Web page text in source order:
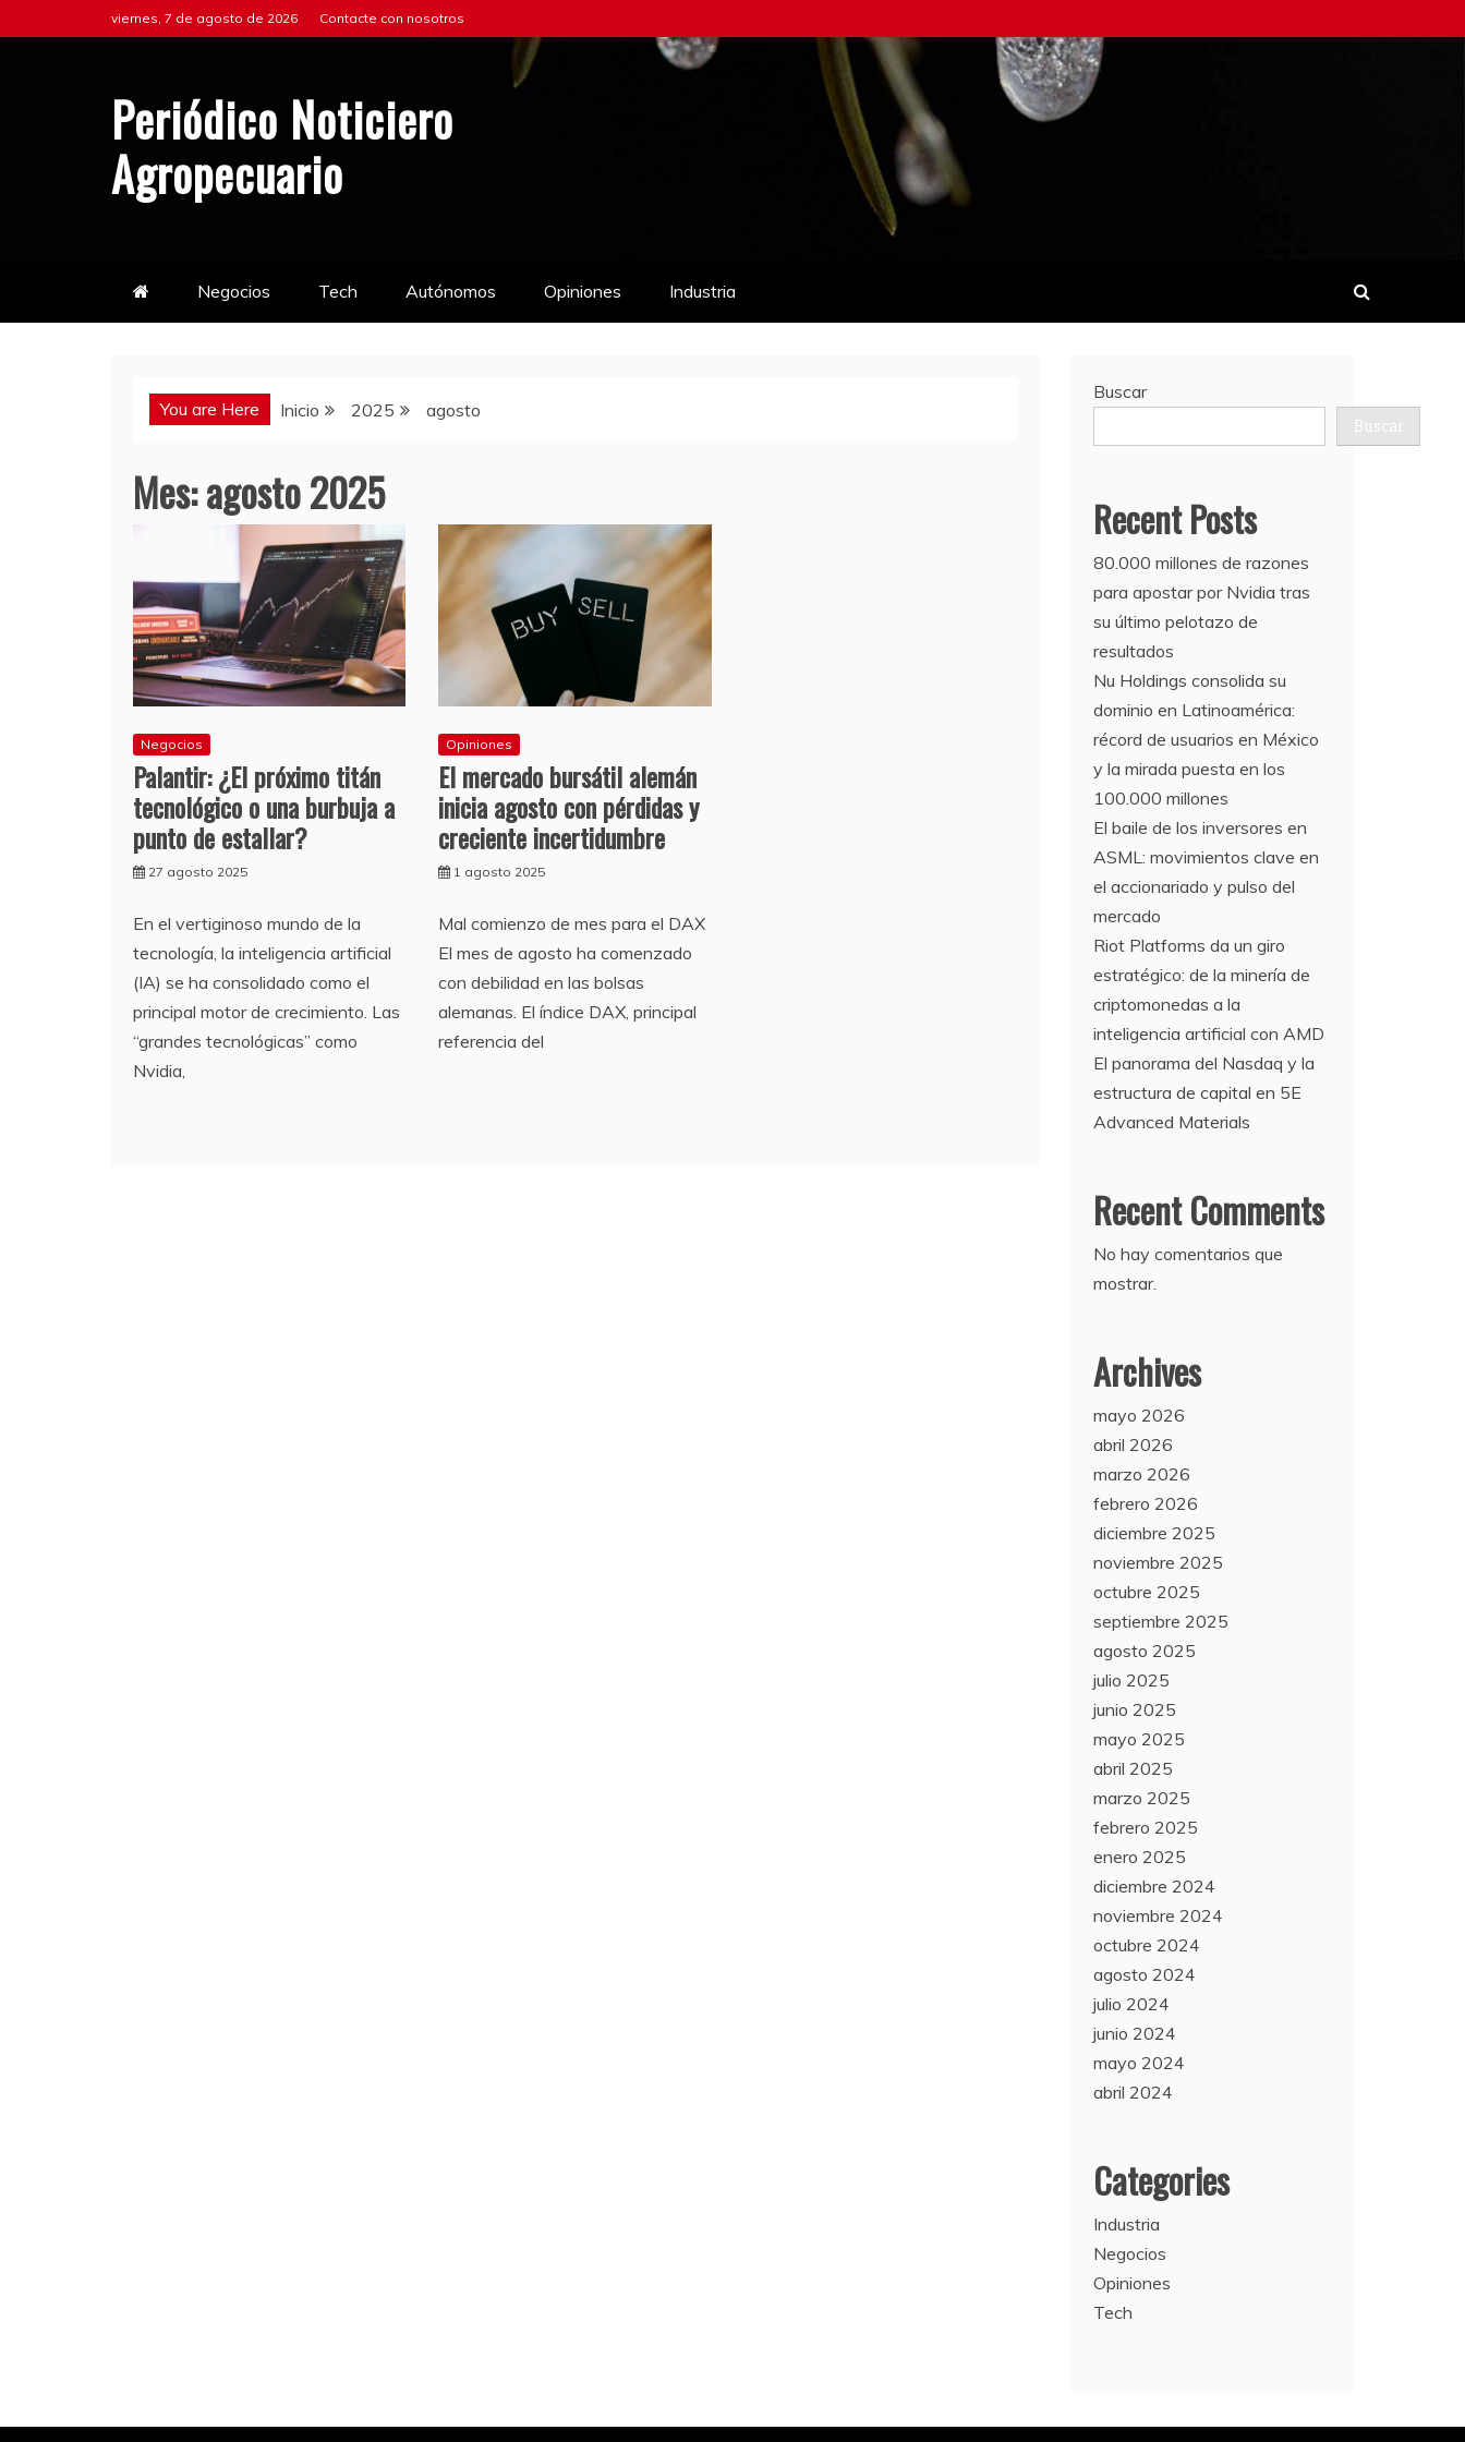
al
viernes, 7 de agosto de 2026 Contacte con nosotros
Periódico Noticiero
Agropecuario
Negocios Tech Autónomos Opiniones Industria
You are Here Inicio 2025 agosto
Mes:agosto 2025
Negocios
Palantir: ¿El próximo titán
tecnológico o una burbuja a
punto de estallar?
27 agosto 2025
En el vertiginoso mundo de la
tecnología, la inteligencia artificial
(IA) se ha consolidado como el
principal motor de crecimiento. Las
“grandes tecnológicas” como
Nvidia,
Opiniones
El mercado bursátil alemán
inicia agosto con pérdidas y
creciente incertidumbre
1 agosto 2025
Mal comienzo de mes para el DAX
El mes de agosto ha comenzado
con debilidad en las bolsas
alemanas. El índice DAX, principal
referencia del
Buscar
Buscar
Recent Posts
80.000 millones de razones
para apostar por Nvidia tras
su último pelotazo de
resultados
Nu Holdings consolida su
dominio en Latinoamérica:
récord de usuarios en México
y la mirada puesta en los
100.000 millones
El baile de los inversores en
ASML: movimientos clave en
el accionariado y pulso del
mercado
Riot Platforms da un giro
estratégico: de la minería de
criptomonedas a la
inteligencia artificial con AMD
El panorama del Nasdaq y la
estructura de capital en 5E
Advanced Materials
Recent Comments
No hay comentarios que
mostrar.
Archives
mayo 2026
abril 2026
marzo 2026
febrero 2026
diciembre 2025
noviembre 2025
octubre 2025
septiembre 2025
agosto 2025
julio 2025
junio 2025
mayo 2025
abril 2025
marzo 2025
febrero 2025
enero 2025
diciembre 2024
noviembre 2024
octubre 2024
agosto 2024
julio 2024
junio 2024
mayo 2024
abril 2024
Categories
Industria
Negocios
Opiniones
Tech